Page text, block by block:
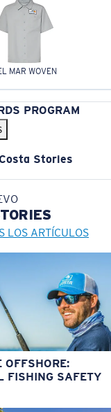
MAR WOVEN
PROGRAM
Stories
LOS ARTÍCULOS
OFFSHORE:
FISHING SAFETY